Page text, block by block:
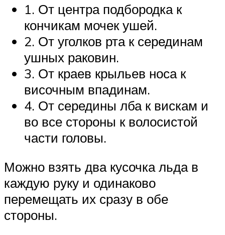
1. От центра подбородка к
кончикам мочек ушей.
2. От уголков рта к серединам
ушных раковин.
3. От краев крыльев носа к
височным впадинам.
4. От середины лба к вискам и
во все стороны к волосистой
части головы.
Можно взять два кусочка льда в
каждую руку и одинаково
перемещать их сразу в обе
стороны.